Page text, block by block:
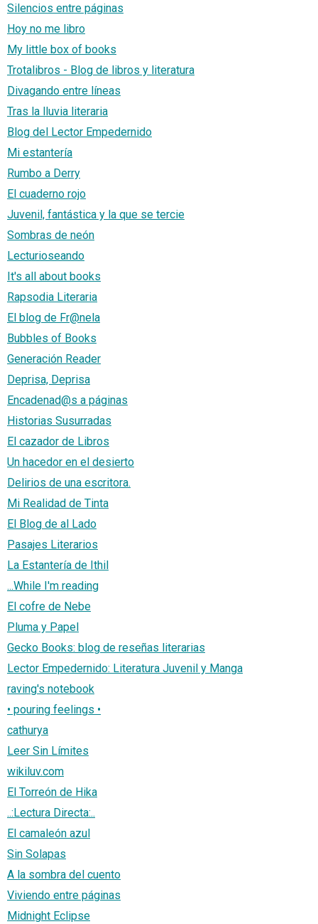
Silencios entre páginas
Hoy no me libro
My little box of books
Trotalibros - Blog de libros y literatura
Divagando entre líneas
Tras la lluvia literaria
Blog del Lector Empedernido
Mi estantería
Rumbo a Derry
El cuaderno rojo
Juvenil, fantástica y la que se tercie
Sombras de neón
Lecturioseando
It's all about books
Rapsodia Literaria
El blog de Fr@nela
Bubbles of Books
Generación Reader
Deprisa, Deprisa
Encadenad@s a páginas
Historias Susurradas
El cazador de Libros
Un hacedor en el desierto
Delirios de una escritora.
Mi Realidad de Tinta
El Blog de al Lado
Pasajes Literarios
La Estantería de Ithil
...While I'm reading
El cofre de Nebe
Pluma y Papel
Gecko Books: blog de reseñas literarias
Lector Empedernido: Literatura Juvenil y Manga
raving's notebook
• pouring feelings •
cathurya
Leer Sin Límites
wikiluv.com
El Torreón de Hika
..:Lectura Directa:..
El camaleón azul
Sin Solapas
A la sombra del cuento
Viviendo entre páginas
Midnight Eclipse